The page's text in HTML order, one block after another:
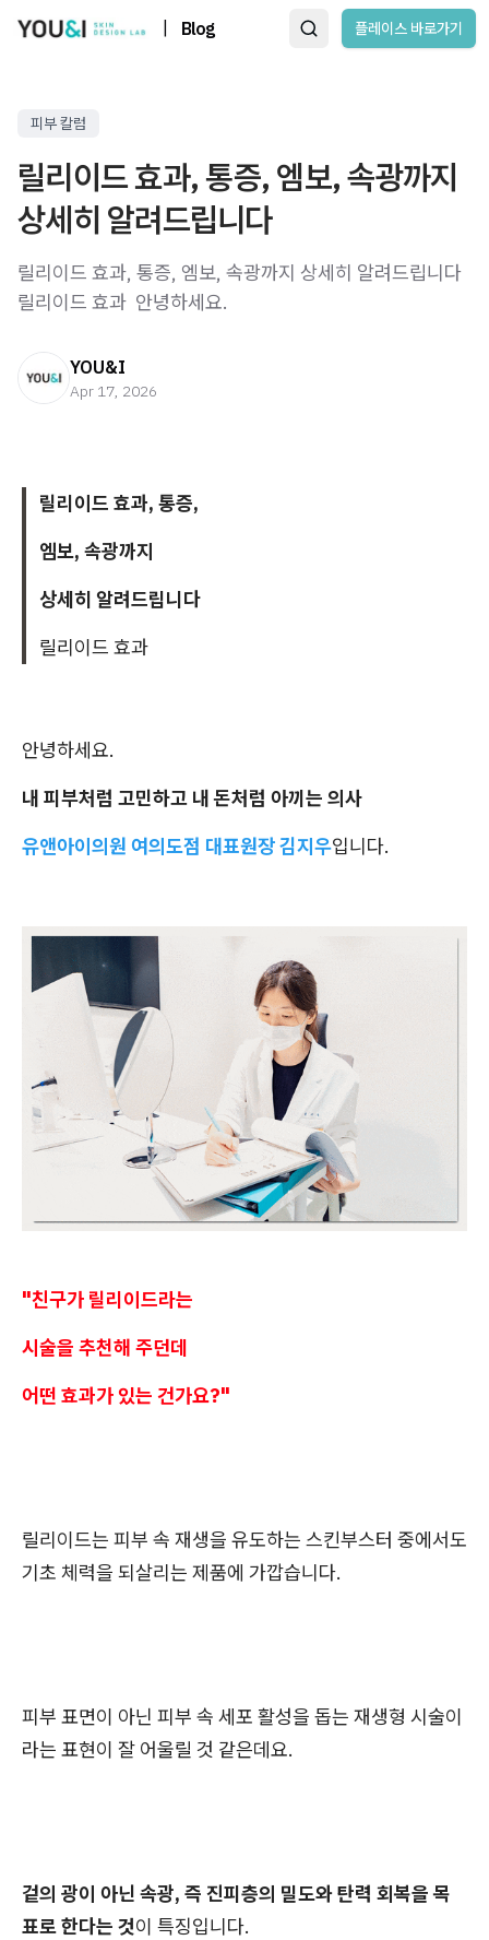
Blog 플레이스 바로가기
피부 칼럼
릴리이드 효과, 통증, 엠보, 속광까지
상세히 알려드립니다
릴리이드 효과, 통증, 엠보, 속광까지 상세히 알려드립니다
릴리이드 효과 ​ 안녕하세요.
YOU&I
Apr 17, 2026
릴리이드 효과, 통증,
엠보, 속광까지
상세히 알려드립니다
릴리이드 효과
안녕하세요.
내 피부처럼 고민하고 내 돈처럼 아끼는 의사
유앤아이의원 여의도점 대표원장 김지우입니다.
"친구가 릴리이드라는
시술을 추천해 주던데
어떤 효과가 있는 건가요?"
릴리이드는 피부 속 재생을 유도하는 스킨부스터 중에서도
기초 체력을 되살리는 제품에 가깝습니다.
피부 표면이 아닌 피부 속 세포 활성을 돕는 재생형 시술이
라는 표현이 잘 어울릴 것 같은데요.
겉의 광이 아닌 속광, 즉 진피층의 밀도와 탄력 회복을 목
표로 한다는 것이 특징입니다.